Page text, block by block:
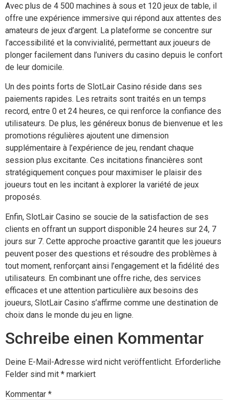
Avec plus de 4 500 machines à sous et 120 jeux de table, il
offre une expérience immersive qui répond aux attentes des
amateurs de jeux d’argent. La plateforme se concentre sur
l’accessibilité et la convivialité, permettant aux joueurs de
plonger facilement dans l’univers du casino depuis le confort
de leur domicile.
Un des points forts de SlotLair Casino réside dans ses
paiements rapides. Les retraits sont traités en un temps
record, entre 0 et 24 heures, ce qui renforce la confiance des
utilisateurs. De plus, les généreux bonus de bienvenue et les
promotions régulières ajoutent une dimension
supplémentaire à l’expérience de jeu, rendant chaque
session plus excitante. Ces incitations financières sont
stratégiquement conçues pour maximiser le plaisir des
joueurs tout en les incitant à explorer la variété de jeux
proposés.
Enfin, SlotLair Casino se soucie de la satisfaction de ses
clients en offrant un support disponible 24 heures sur 24, 7
jours sur 7. Cette approche proactive garantit que les joueurs
peuvent poser des questions et résoudre des problèmes à
tout moment, renforçant ainsi l’engagement et la fidélité des
utilisateurs. En combinant une offre riche, des services
efficaces et une attention particulière aux besoins des
joueurs, SlotLair Casino s’affirme comme une destination de
choix dans le monde du jeu en ligne.
Schreibe einen Kommentar
Deine E-Mail-Adresse wird nicht veröffentlicht. Erforderliche
Felder sind mit * markiert
Kommentar *